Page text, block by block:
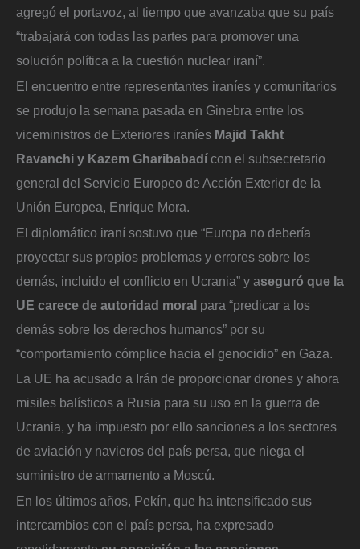
agregó el portavoz, al tiempo que avanzaba que su país
“trabajará con todas las partes para promover una
solución política a la cuestión nuclear iraní”.
El encuentro entre representantes iraníes y comunitarios
se produjo la semana pasada en Ginebra entre los
viceministros de Exteriores iraníes Majid Takht
Ravanchi y Kazem Gharibabadícon el subsecretario
general del Servicio Europeo de Acción Exterior de la
Unión Europea, Enrique Mora.
El diplomático iraní sostuvo que “Europa no debería
proyectar sus propios problemas y errores sobre los
demás, incluido el conflicto en Ucrania” y aseguró que la
UE carece de autoridad moral para “predicar a los
demás sobre los derechos humanos” por su
“comportamiento cómplice hacia el genocidio” en Gaza.
La UE ha acusado a Irán de proporcionar drones y ahora
misiles balísticos a Rusia para su uso en la guerra de
Ucrania, y ha impuesto por ello sanciones a los sectores
de aviación y navieros del país persa, que niega el
suministro de armamento a Moscú.
En los últimos años, Pekín, que ha intensificado sus
intercambios con el país persa, ha expresado